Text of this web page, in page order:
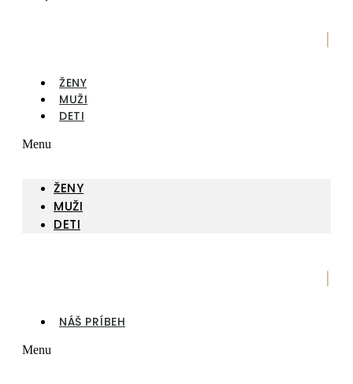
ŽENY
MUŽI
DETI
Menu
ŽENY
MUŽI
DETI
NÁŠ PRÍBEH
Menu